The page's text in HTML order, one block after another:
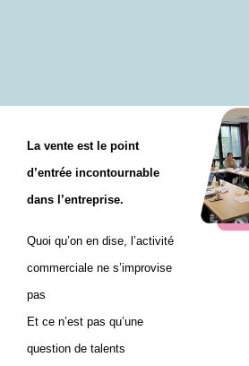
La vente est le point
d’entrée incontournable
dans l’entreprise.
Quoi qu’on en dise, l’activité
commerciale ne s’improvise
pas
Et ce n’est pas qu’une
question de talents